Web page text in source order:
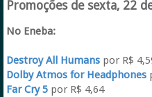
Promoções de sexta, 22
No Eneba:
Destroy All Humanspor R$
Dolby Atmos for Headphones
Far Cry 5por R$ 4,64